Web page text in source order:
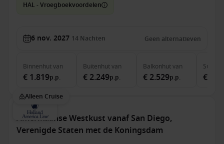
HAL - Vroegboekvoordelen
6 nov. 2027 14 Nachten Geen alternatieven
Binnenhutvan
€ 1.819p.p.
Buitenhutvan
€ 2.249p.p.
Balkonhutvan
€ 2.529p.p.
Suite
€
Alleen Cruise
Amerikaanse Westkust vanaf San Diego,
Verenigde Staten met de Koningsdam